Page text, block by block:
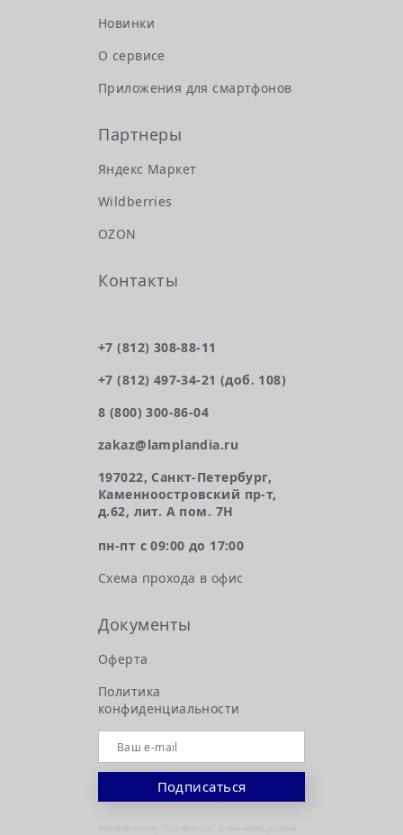
Новинки
О сервисе
Приложения для смартфонов
Партнеры
Яндекс Маркет
Wildberries
OZON
Контакты
+7 (812) 308-88-11
+7 (812) 497-34-21 (доб. 108)
8 (800) 300-86-04
zakaz@lamplandia.ru
197022, Санкт-Петербург,
Каменноостровский пр-т,
д.62, лит. А пом. 7Н
пн-пт с 09:00 до 17:00
Схема прохода в офис
Документы
Оферта
Политика
конфиденциальности